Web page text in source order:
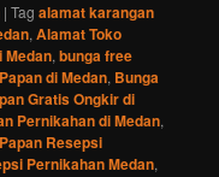
|Tag alamat karangan
,Alamat Toko
Medan,bunga free
di Medan, Bunga
Gratis Ongkir di
Pernikahan di Medan,
Resepsi
Pernikahan Medan,